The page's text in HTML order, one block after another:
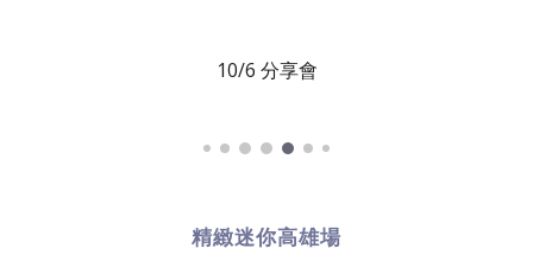
10/6 分享會
精緻迷你高雄場